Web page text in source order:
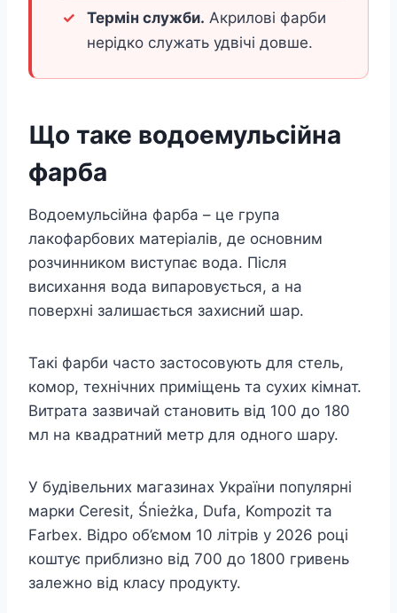
Термін служби. Акрилові фарби
нерідко служать удвічі довше.
Що таке водоемульсійна
фарба
Водоемульсійна фарба – це група
лакофарбових матеріалів, де основним
розчинником виступає вода. Після
висихання вода випаровується, а на
поверхні залишається захисний шар.
Такі фарби часто застосовують для стель,
комор, технічних приміщень та сухих кімнат.
Витрата зазвичай становить від 100 до 180
мл на квадратний метр для одного шару.
У будівельних магазинах України популярні
марки Ceresit, Śnieżka, Dufa, Kompozit та
Farbex. Відро об’ємом 10 літрів у 2026 році
коштує приблизно від 700 до 1800 гривень
залежно від класу продукту.